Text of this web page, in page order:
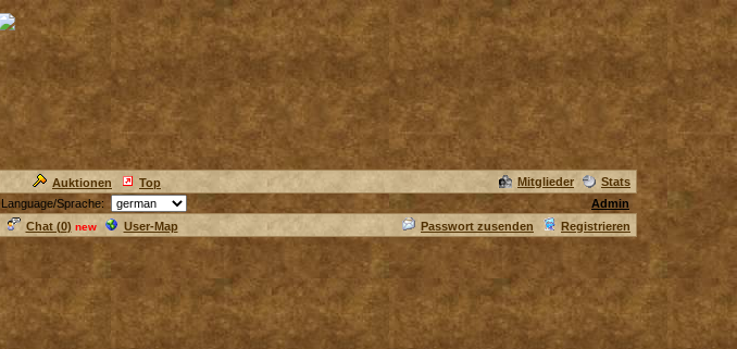
Auktionen Top Mitglieder
Stats
Language/Sprache:
Admin
Chat (0) new User-Map Passwort zusenden Registrieren